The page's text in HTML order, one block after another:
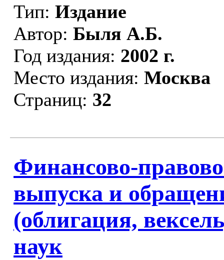
Тип: Издание
Автор: Быля А.Б.
Год издания: 2002 г.
Место издания: Москва
Страниц: 32
Финансово-
выпуска и
(облигация,
наук